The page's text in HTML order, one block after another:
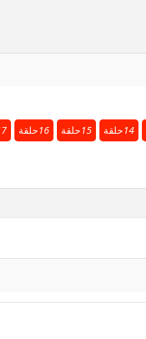
14حلقة 15حلقة 16حلقة